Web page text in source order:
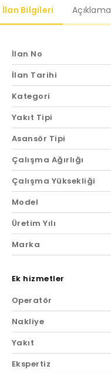
İlan Bilgileri Açıklama
İlan No
İlan Tarihi
Kategori
Yakıt Tipi
Asansör Tipi
Çalışma Ağırlığı
Çalışma Yüksekliği
Model
Üretim Yılı
Marka
Ek hizmetler
Operatör
Nakliye
Yakıt
Ekspertiz